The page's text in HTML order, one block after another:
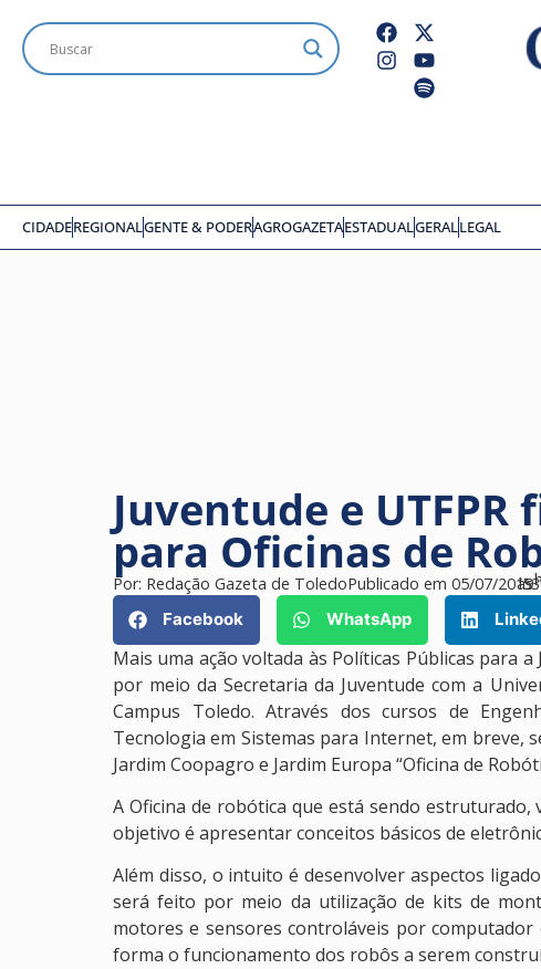
CIDADEREGIONALGENTE & PODERAGROGAZETAESTADUALGERALLEGAL
Juventude e
para Oficinas de
Por: Redação Gazeta de ToledoPublicado em 05/07/2019
às
53
Facebook
WhatsApp
Mais uma ação voltada às Políticas Públicas para
por meio da Secretaria da Juventude com a
Campus Toledo. Através dos cursos de
Tecnologia em Sistemas para Internet, em breve,
Jardim Coopagro e Jardim Europa “Oficina de
A Oficina de robótica que está sendo estruturado,
objetivo é apresentar conceitos básicos de
Além disso, o intuito é desenvolver aspectos
será feito por meio da utilização de kits de
motores e sensores controláveis por
forma o funcionamento dos robôs a serem